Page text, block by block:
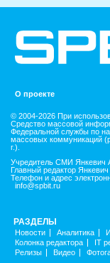
О проекте
© 2004-2026 При
Средство массовой
Федеральной службы по
массовых коммуникаций
г.).
Учредитель СМИ Янкевич
Главный редактор
Телефон и адрес
info@spbit.ru
РАЗДЕЛЫ
Новости Аналитика
Колонка редактора
IT
Релизы
Видео